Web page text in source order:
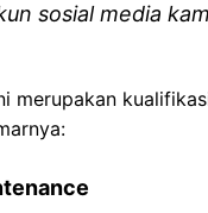
sosial media
merupakan